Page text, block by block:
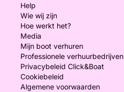
Help
Wie wij zijn
Hoe werkt het?
Media
Mijn boot verhuren
Professionele verhuurbedrijven
Privacybeleid Click&Boat
Cookiebeleid
Algemene voorwaarden